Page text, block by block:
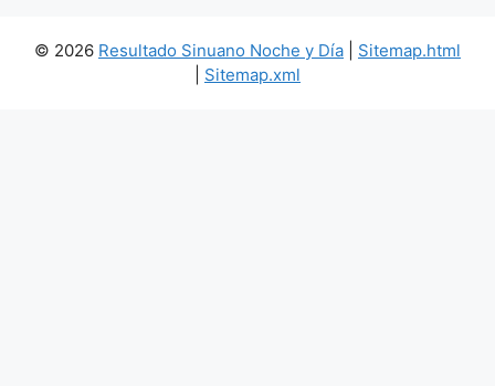
© 2026 Resultado Sinuano Noche y Día
Sitemap.html
Sitemap.xml